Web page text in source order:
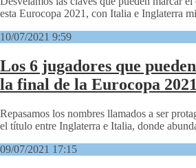
esta Eurocopa 2021, con Italia e Inglaterra
10/07/2021 9:59
Los 6 jugadores que
la final de la Eurocopa 2021
Repasamos los nombres llamados a ser
el título entre Inglaterra e Italia, donde
09/07/2021 17:15